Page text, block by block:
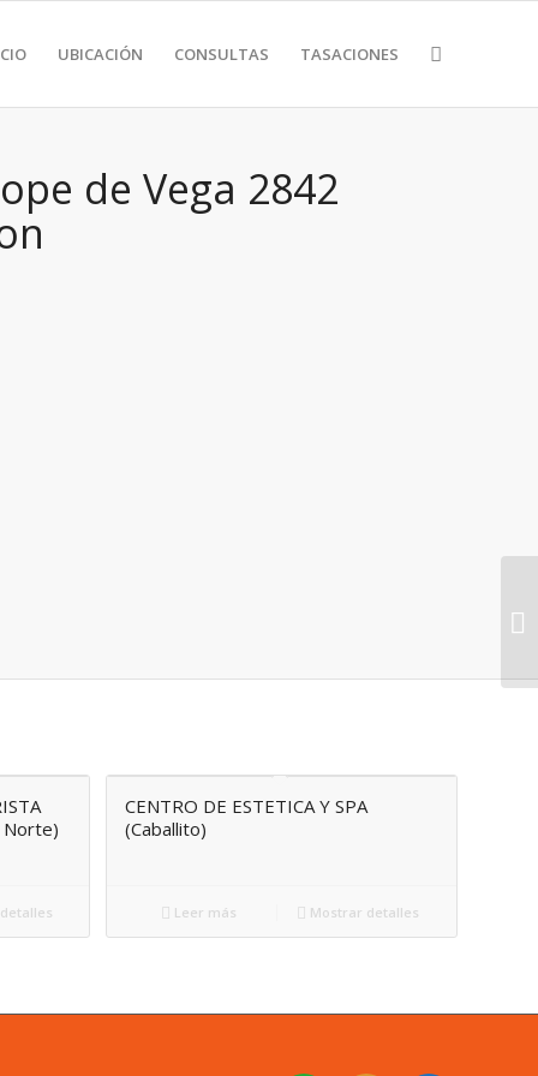
UBICACIÓN CONSULTAS TASACIONES
de Vega 2842
Norte)
CENTRO DE ESTETICA Y SPA
(Caballito)
Leer más Mostrar detalles